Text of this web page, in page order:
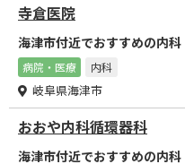
寺倉医院
海津市付近でおすすめの内科
病院・医療 内科
岐阜県海津市
おおや内科循環器科
海津市付近でおすすめの内科